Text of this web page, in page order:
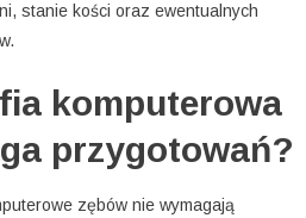
stanie kości oraz ewentualnych
komputerowa
przygotowań?
zębów nie wymagają